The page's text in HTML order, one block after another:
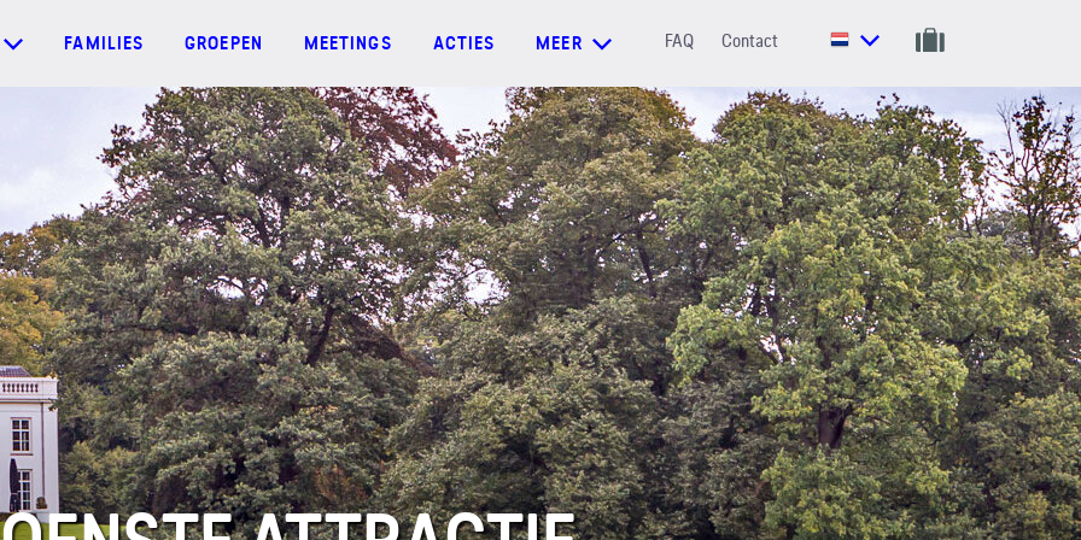
FAMILIES GROEPEN MEETINGS ACTIES MEER FAQ Contact